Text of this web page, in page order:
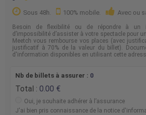
Sous 48h. 100% mobile. Avec ou
Besoin de flexibilité ou de répondre à un
d’impossibilité d’assister à votre spectacle pour
Meetch vous rembourse vos places (avec
justificatif à 70% de la valeur du billet).
d'information disponibles en utilisant cette
Nb de billets à assurer : 0
Total : 0.00
Oui, je souhaite adhérer à l’assurance
J'ai bien pris connaissance de la notice